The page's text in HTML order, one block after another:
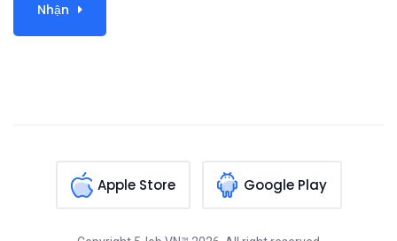
Nhận
Apple Store Google Play